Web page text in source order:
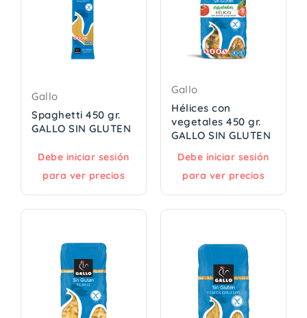
Gallo
Spaghetti 450 gr.
GALLO SIN GLUTEN
Debe iniciar sesión
para ver precios
Gallo
Hélices con
vegetales 450 gr.
GALLO SIN GLUTEN
Debe iniciar sesión
para ver precios